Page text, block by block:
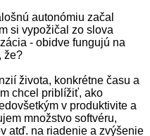
autonómiu začal
si vypožičal zo slova
- obidve fungujú na
že?
života, konkrétne času a
chcel priblížiť, ako
v produktivite a
množstvo softvéru,
atď. na riadenie a zvýšenie